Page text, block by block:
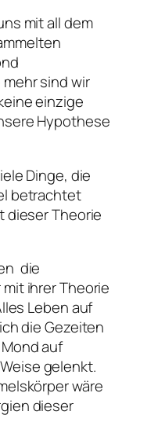
mit all dem
sind wir
einzige
Hypothese
Dinge, die
betrachtet
dieser Theorie
die
ihrer Theorie
Leben auf
die Gezeiten
auf
gelenkt.
wäre
dieser